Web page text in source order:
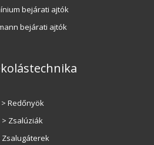
bejárati ajtók
bejárati ajtók
> Redőnyök
> Zsalúziák
Zsalugáterek